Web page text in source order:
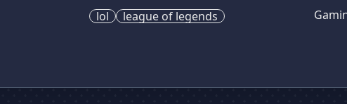
lol league of legends